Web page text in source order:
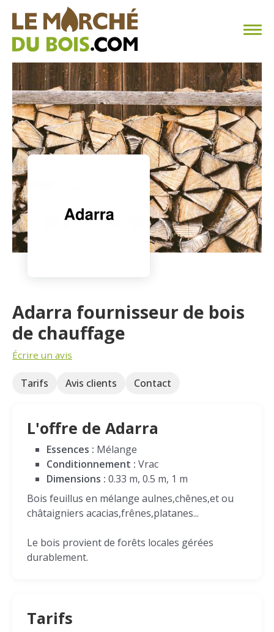
CHAUFFAGE AU BOIS
FAQ
CALCULER SA CONSOMMATION
TROUVER SON FOURNISSEUR
BLOG
ESPACE PRO
Adarra fournisseur de bois
de chauffage
Écrire un avis
Tarifs Avis clients Contact
L'offre de Adarra
Essences : Mélange
Conditionnement : Vrac
Dimensions : 0.33 m, 0.5 m, 1 m
Bois feuillus en mélange aulnes,chênes,et ou
châtaigniers acacias,frênes,platanes...
Le bois provient de forêts locales gérées
durablement.
Tarifs